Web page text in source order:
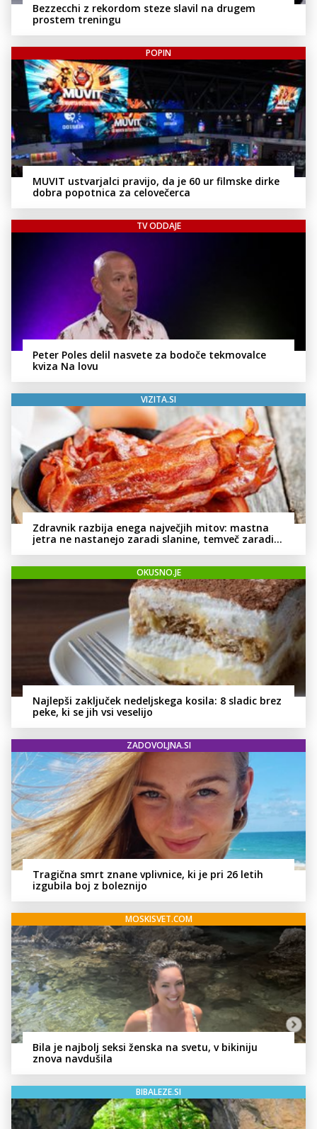
Bezzecchi z rekordom steze slavil na drugem
prostem treningu
POPIN
MUVIT ustvarjalci pravijo, da je 60 ur filmske dirke
dobra popotnica za celovečerca
TV ODDAJE
Peter Poles delil nasvete za bodoče tekmovalce
kviza Na lovu
VIZITA.SI
Zdravnik razbija enega največjih mitov: mastna
jetra ne nastanejo zaradi slanine, temveč zaradi
OKUSNO.JE
Najlepši zaključek nedeljskega kosila: 8 sladic brez
peke, ki se jih vsi veselijo
ZADOVOLJNA.SI
Tragična smrt znane vplivnice, ki je pri 26 letih
izgubila boj z boleznijo
MOSKISVET.COM
Bila je najbolj seksi ženska na svetu, v bikiniju
znova navdušila
BIBALEZE.SI